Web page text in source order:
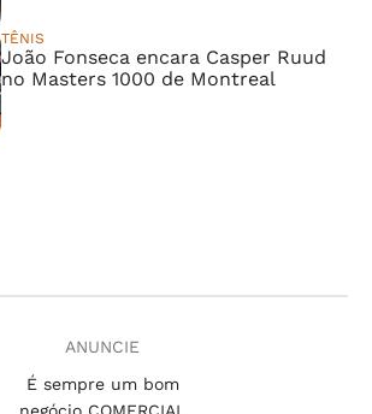
TÊNIS
João Fonseca encara Casper Ruud
no Masters 1000 de Montreal
ANUNCIE
É sempre um bom